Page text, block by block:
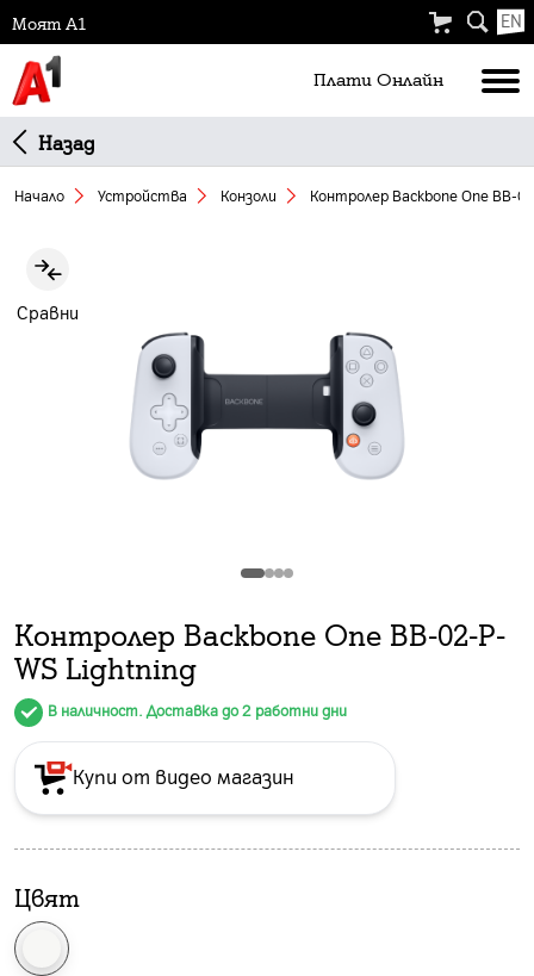
Моят А1 EN
Плати Oнлайн
Назад
Начало Устройства Конзоли Контролер Backbone One BB-
Сравни
Контролер Backbone One BB-02-P-
WS Lightning
В наличност. Доставка до 2 работни дни
Купи от видео магазин
Цвят